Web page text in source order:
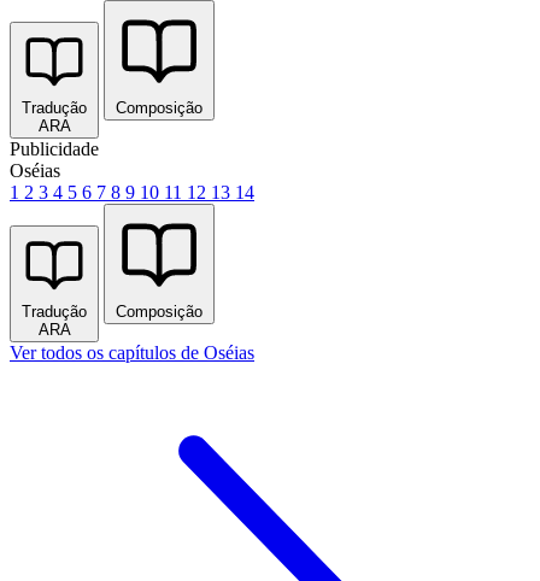
Tradução
ARA
Composição
Publicidade
Oséias
1 2 3 4 5 6 7 8 9 10 11 12 13 14
Tradução
ARA
Composição
Ver todos os capítulos de Oséias